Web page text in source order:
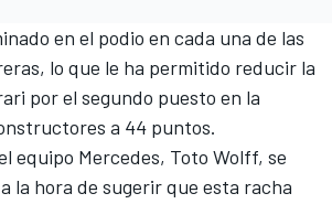
en el podio en cada una de las
lo que le ha permitido reducir la
por el segundo puesto en la
a 44 puntos.
equipo Mercedes, Toto Wolff, se
la hora de sugerir que esta racha